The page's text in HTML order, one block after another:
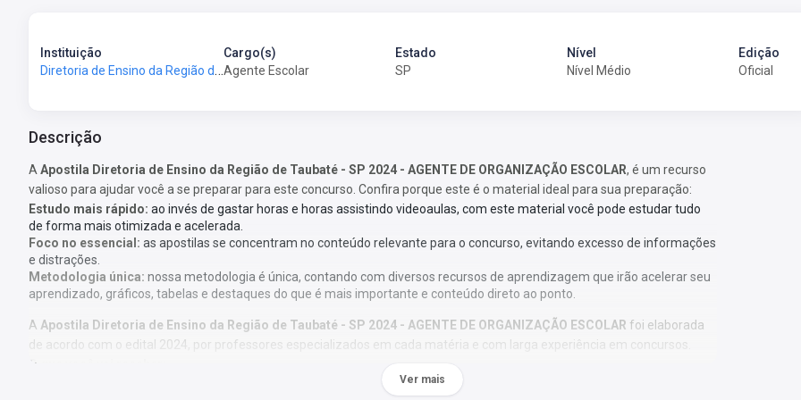
Instituição
Diretoria de Ensino da Região de Taubaté - SP
Cargo(s)
Agente Escolar
Estado
SP
Nível
Nível Médio
Edição
Oficial
Descrição
A Apostila Diretoria de Ensino da Região de Taubaté - SP 2024 - AGENTE DE ORGANIZAÇÃO ESCOLAR, é um recurso
valioso para ajudar você a se preparar para este concurso. Confira porque este é o material ideal para sua preparação:
Estudo mais rápido: ao invés de gastar horas e horas assistindo videoaulas, com este material você pode estudar tudo
de forma mais otimizada e acelerada.
Foco no essencial: as apostilas se concentram no conteúdo relevante para o concurso, evitando excesso de informações
e distrações.
Metodologia única: nossa metodologia é única, contando com diversos recursos de aprendizagem que irão acelerar seu
aprendizado, gráficos, tabelas e destaques do que é mais importante e conteúdo direto ao ponto.
A Apostila Diretoria de Ensino da Região de Taubaté - SP 2024 - AGENTE DE ORGANIZAÇÃO ESCOLAR foi elaborada
de acordo com o edital 2024, por professores especializados em cada matéria e com larga experiência em concursos.
O que você vai receber:
Apostila com todo o conteúdo teórico necessário para sua preparação;
Ver mais